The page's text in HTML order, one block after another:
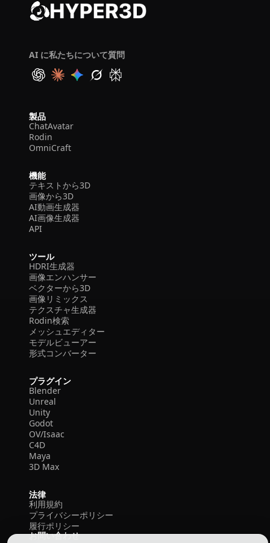
AI に私たちについて質問
製品
ChatAvatar
Rodin
OmniCraft
機能
テキストから3D
画像から3D
AI動画生成器
AI画像生成器
API
ツール
HDRI生成器
画像エンハンサー
ベクターから3D
画像リミックス
テクスチャ生成器
Rodin検索
メッシュエディター
モデルビューアー
形式コンバーター
プラグイン
Blender
Unreal
Unity
Godot
OV/Isaac
C4D
Maya
3D Max
法律
利用規約
プライバシーポリシー
履行ポリシー
お問い合わせ